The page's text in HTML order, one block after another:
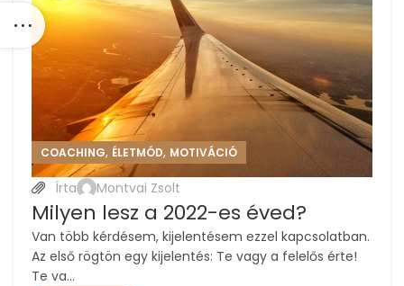
COACHING, ÉLETMÓD, MOTIVÁCIÓ
Írta Montvai Zsolt
Milyen lesz a 2022-es éved?
Van több kérdésem, kijelentésem ezzel kapcsolatban.
Az első rögtön egy kijelentés: Te vagy a felelős érte!
Te va...